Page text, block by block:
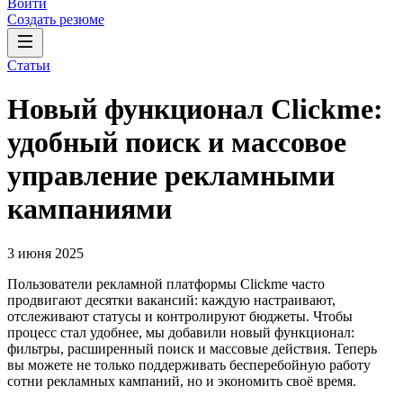
Войти
Создать резюме
Статьи
Новый функционал Clickme:
удобный поиск и массовое
управление рекламными
кампаниями
3 июня 2025
Пользователи рекламной платформы Clickme часто
продвигают десятки вакансий: каждую настраивают,
отслеживают статусы и контролируют бюджеты. Чтобы
процесс стал удобнее, мы добавили новый функционал:
фильтры, расширенный поиск и массовые действия. Теперь
вы можете не только поддерживать бесперебойную работу
сотни рекламных кампаний, но и экономить своё время.